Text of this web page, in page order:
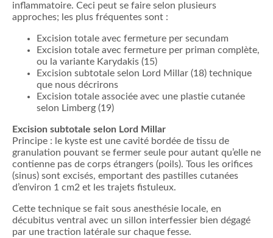
inflammatoire. Ceci peut se faire selon plusieurs
approches; les plus fréquentes sont :
Excision totale avec fermeture per secundam
Excision totale avec fermeture per priman complète,
ou la variante Karydakis (15)
Excision subtotale selon Lord Millar (18) technique
que nous décrirons
Excision totale associée avec une plastie cutanée
selon Limberg (19)
Excision subtotale selon Lord Millar
Principe : le kyste est une cavité bordée de tissu de
granulation pouvant se fermer seule pour autant qu’elle ne
contienne pas de corps étrangers (poils). Tous les orifices
(sinus) sont excisés, emportant des pastilles cutanées
d’environ 1 cm2 et les trajets fistuleux.
Cette technique se fait sous anesthésie locale, en
décubitus ventral avec un sillon interfessier bien dégagé
par une traction latérale sur chaque fesse.